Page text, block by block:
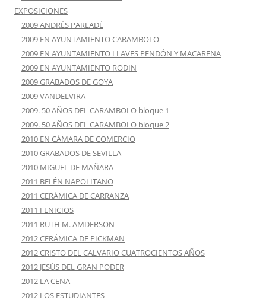
EXPOSICIONES
2009 ANDRÉS PARLADÉ
2009 EN AYUNTAMIENTO CARAMBOLO
2009 EN AYUNTAMIENTO LLAVES PENDÓN Y MACARENA
2009 EN AYUNTAMIENTO RODIN
2009 GRABADOS DE GOYA
2009 VANDELVIRA
2009. 50 AÑOS DEL CARAMBOLO bloque 1
2009. 50 AÑOS DEL CARAMBOLO bloque 2
2010 EN CÁMARA DE COMERCIO
2010 GRABADOS DE SEVILLA
2010 MIGUEL DE MAÑARA
2011 BELÉN NAPOLITANO
2011 CERÁMICA DE CARRANZA
2011 FENICIOS
2011 RUTH M. AMDERSON
2012 CERÁMICA DE PICKMAN
2012 CRISTO DEL CALVARIO CUATROCIENTOS AÑOS
2012 JESÚS DEL GRAN PODER
2012 LA CENA
2012 LOS ESTUDIANTES